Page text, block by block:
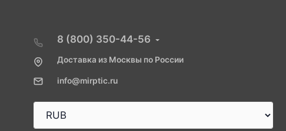
8 (800) 350-44-56
Доставка из Москвы по России
info@mirptic.ru